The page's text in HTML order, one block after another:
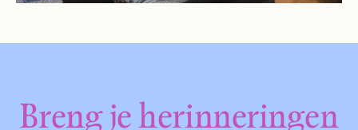
Breng je herinneringen